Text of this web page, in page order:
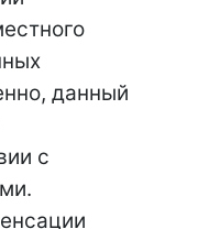
данный
с